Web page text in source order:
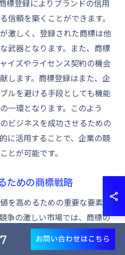
標登録によりブランドの信用
信頼を築くことができます。
激しく、登録された商標は他
武器となります。また、商標
イズやライセンス契約の機会
します。商標登録はまた、企
ルを避ける手段としても機能
一環となります。このよう
ビジネスを成功させるための
に活用することで、企業の競
とが可能です。
ための商標戦略
を高めるための重要な要素で
争の激しい市場では、商標の
すことが求められます。商標
を象徴し、消費者に対してブ
お問い合わせはこちら